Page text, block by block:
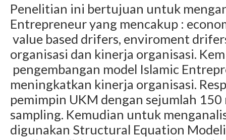
Penelitian ini bertujuan untuk
Entrepreneur yang mencakup :
value based drifers, enviroment
organisasi dan kinerja organisasi.
pengembangan model Islamic
meningkatkan kinerja organisasi.
pemimpin UKM dengan sejumlah
sampling. Kemudian untuk
digunakan Structural Equation